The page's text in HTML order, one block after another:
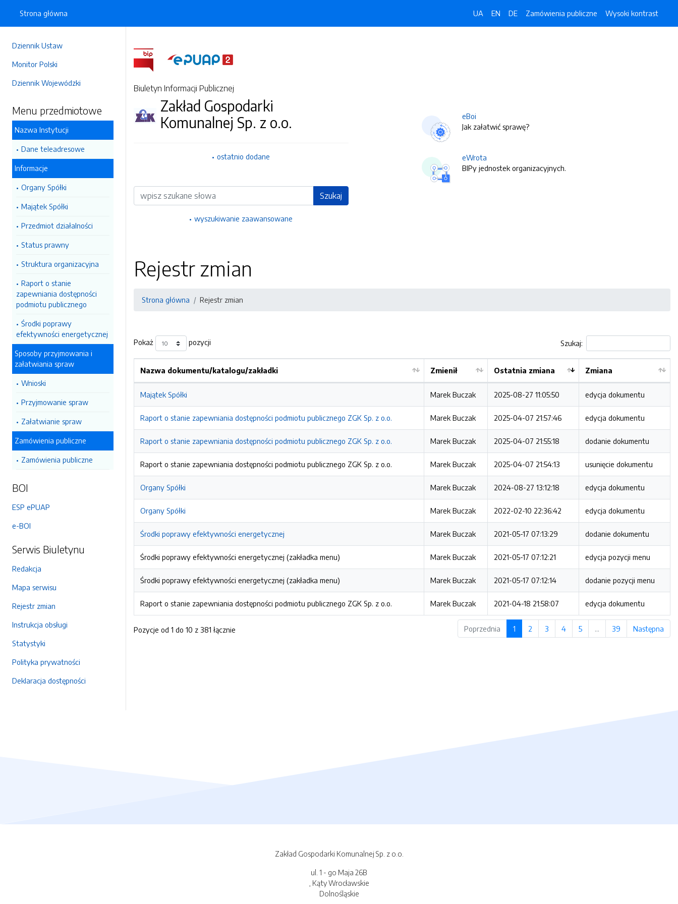
Dziennik Ustaw
Monitor Polski
Dziennik Wojewódzki
Menu przedmiotowe
Nazwa Instytucji
Dane teleadresowe
Informacje
Organy Spółki
Majątek Spółki
Przedmiot działalności
Status prawny
Struktura organizacyjna
Raport o stanie
zapewniania dostępności
podmiotu publicznego
Środki poprawy
efektywności energetycznej
Sposoby przyjmowania i
załatwiania spraw
Wnioski
Przyjmowanie spraw
Załatwianie spraw
Zamówienia publiczne
Zamówienia publiczne
BOI
ESP ePUAP
e-BOI
Serwis Biuletynu
Redakcja
Mapa serwisu
Rejestr zmian
Instrukcja obsługi
Statystyki
Polityka prywatności
Deklaracja dostępności
Strona główna UA EN DE Zamówienia publiczne Wysoki kontrast
Biuletyn Informacji Publicznej
Zakład Gospodarki
Komunalnej Sp. z o.o.
ostatnio dodane
Wyszukiwarka Szukaj
wyszukiwanie zaawansowane
eBoi
Jak załatwić sprawę?
eWrota
BIPy jednostek organizacyjnych.
Rejestr zmian
Strona główna Rejestr zmian
Pokaż pozycji Szukaj:
Nazwa dokumentu/katalogu/zakładki Zmienił Ostatnia zmiana Zmiana
Majątek Spółki Marek Buczak 2025-08-27 11:05:50 edycja dokumentu
Raport o stanie zapewniania dostępności podmiotu publicznego ZGK Sp. z o.o. Marek Buczak 2025-04-07 21:57:46 edycja dokumentu
Raport o stanie zapewniania dostępności podmiotu publicznego ZGK Sp. z o.o. Marek Buczak 2025-04-07 21:55:18 dodanie dokumentu
Raport o stanie zapewniania dostępności podmiotu publicznego ZGK Sp. z o.o. Marek Buczak 2025-04-07 21:54:13 usunięcie dokumentu
Organy Spółki Marek Buczak 2024-08-27 13:12:18 edycja dokumentu
Organy Spółki Marek Buczak 2022-02-10 22:36:42 edycja dokumentu
Środki poprawy efektywności energetycznej Marek Buczak 2021-05-17 07:13:29 dodanie dokumentu
Środki poprawy efektywności energetycznej (zakładka menu) Marek Buczak 2021-05-17 07:12:21 edycja pozycji menu
Środki poprawy efektywności energetycznej (zakładka menu) Marek Buczak 2021-05-17 07:12:14 dodanie pozycji menu
Raport o stanie zapewniania dostępności podmiotu publicznego ZGK Sp. z o.o. Marek Buczak 2021-04-18 21:58:07 edycja dokumentu
Pozycje od 1 do 10 z 381 łącznie Poprzednia 1 2 3 4 5 … 39 Następna
Zakład Gospodarki Komunalnej Sp. z o.o.
ul. 1 - go Maja 26B
, Kąty Wrocławskie
Dolnośląskie